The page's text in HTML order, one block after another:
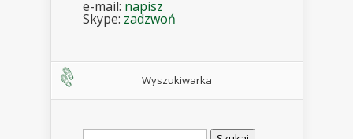
e-mail: napisz
Skype: zadzwoń
Wyszukiwarka
Szukaj: